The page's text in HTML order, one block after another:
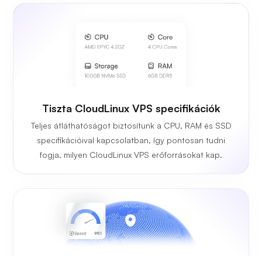
Tiszta CloudLinux VPS specifikációk
Teljes átláthatóságot biztosítunk a CPU, RAM és SSD
specifikációival kapcsolatban, így pontosan tudni
fogja, milyen CloudLinux VPS erőforrásokat kap.